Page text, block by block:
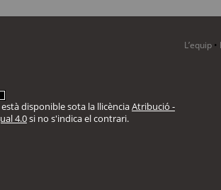
L’equip •
disponible sota la llicènciaAtribució -
4.0si no s'indica el contrari.